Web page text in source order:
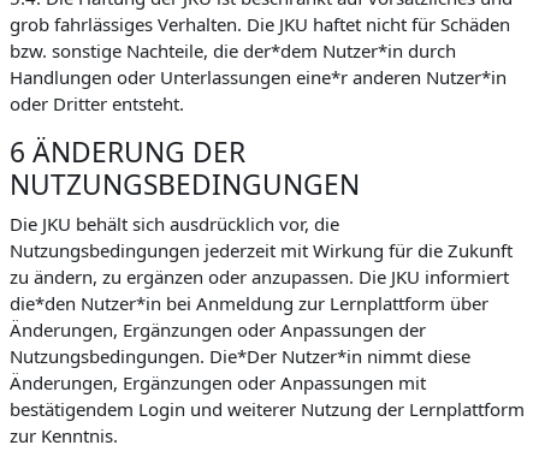
grob fahrlässiges Verhalten. Die JKU haftet nicht für Schäden
bzw. sonstige Nachteile, die der*dem Nutzer*in durch
Handlungen oder Unterlassungen eine*r anderen Nutzer*in
oder Dritter entsteht.
6 ÄNDERUNG DER
NUTZUNGSBEDINGUNGEN
Die JKU behält sich ausdrücklich vor, die
Nutzungsbedingungen jederzeit mit Wirkung für die Zukunft
zu ändern, zu ergänzen oder anzupassen. Die JKU informiert
die*den Nutzer*in bei Anmeldung zur Lernplattform über
Änderungen, Ergänzungen oder Anpassungen der
Nutzungsbedingungen. Die*Der Nutzer*in nimmt diese
Änderungen, Ergänzungen oder Anpassungen mit
bestätigendem Login und weiterer Nutzung der Lernplattform
zur Kenntnis.